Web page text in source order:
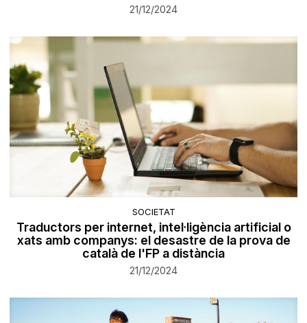
21/12/2024
SOCIETAT
Traductors per internet, intel·ligència artificial o
xats amb companys: el desastre de la prova de
català de l'FP a distància
21/12/2024